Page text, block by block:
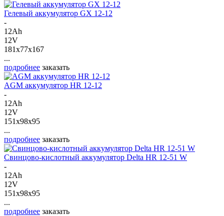
Гелевый аккумулятор GX 12-12
-
12Ah
12V
181x77x167
...
подробнее заказать
AGM аккумулятор HR 12-12
-
12Ah
12V
151x98x95
...
подробнее заказать
Свинцово-кислотный аккумулятор Delta HR 12-51 W
-
12Ah
12V
151x98x95
...
подробнее заказать